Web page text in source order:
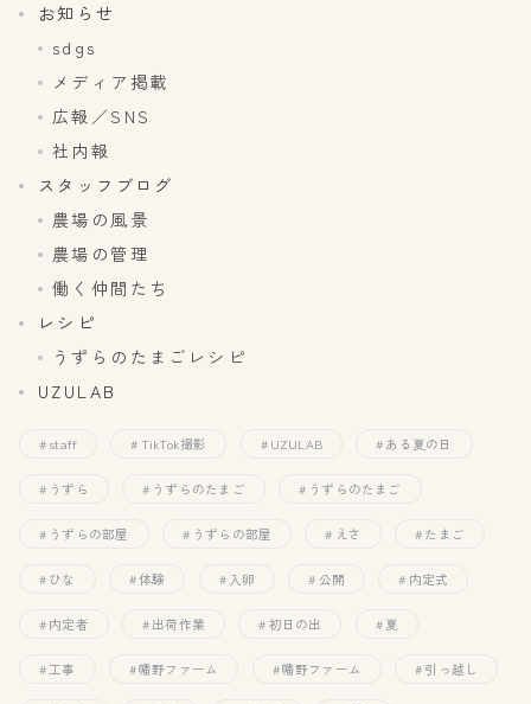
お知らせ
sdgs
メディア掲載
広報／SNS
社内報
スタッフブログ
農場の風景
農場の管理
働く仲間たち
レシピ
うずらのたまごレシピ
UZULAB
staff TikTok撮影 UZULAB ある夏の日
うずら うずらのたまご うずらのたまご
うずらの部屋 うずらの部屋 えさ たまご
ひな 体験 入卵 公開 内定式
内定者 出荷作業 初日の出 夏
工事 幡野ファーム 幡野ファーム 引っ越し